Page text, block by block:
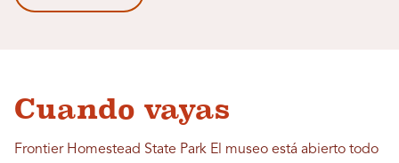
Cuando vayas
Frontier Homestead State Park El museo está abierto todo